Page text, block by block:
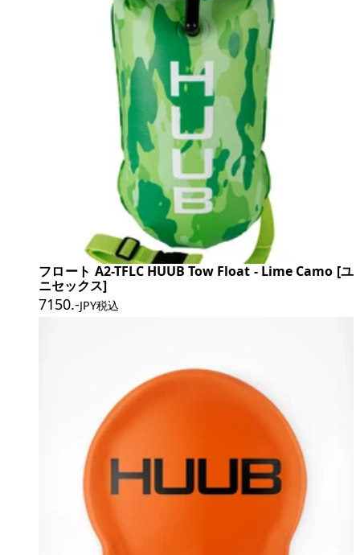
フロート A2-TFLC HUUB Tow Float - Lime Camo [ユ
ニセックス]
7150.-JPY税込